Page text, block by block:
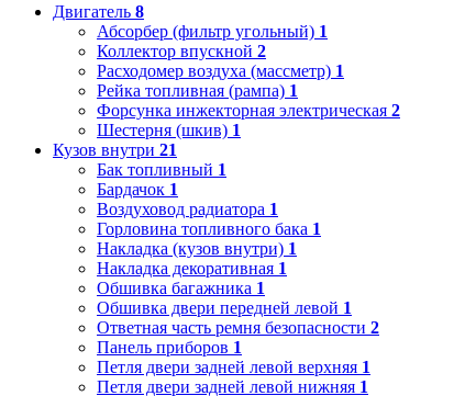
Двигатель 8
Абсорбер (фильтр угольный) 1
Коллектор впускной 2
Расходомер воздуха (массметр) 1
Рейка топливная (рампа) 1
Форсунка инжекторная электрическая 2
Шестерня (шкив) 1
Кузов внутри 21
Бак топливный 1
Бардачок 1
Воздуховод радиатора 1
Горловина топливного бака 1
Накладка (кузов внутри) 1
Накладка декоративная 1
Обшивка багажника 1
Обшивка двери передней левой 1
Ответная часть ремня безопасности 2
Панель приборов 1
Петля двери задней левой верхняя 1
Петля двери задней левой нижняя 1